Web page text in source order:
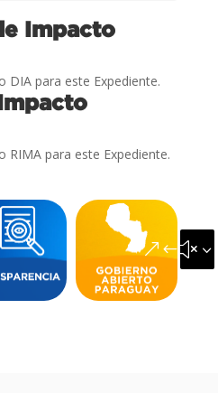
Impacto
DIA para este Expediente.
RIMA para este Expediente.